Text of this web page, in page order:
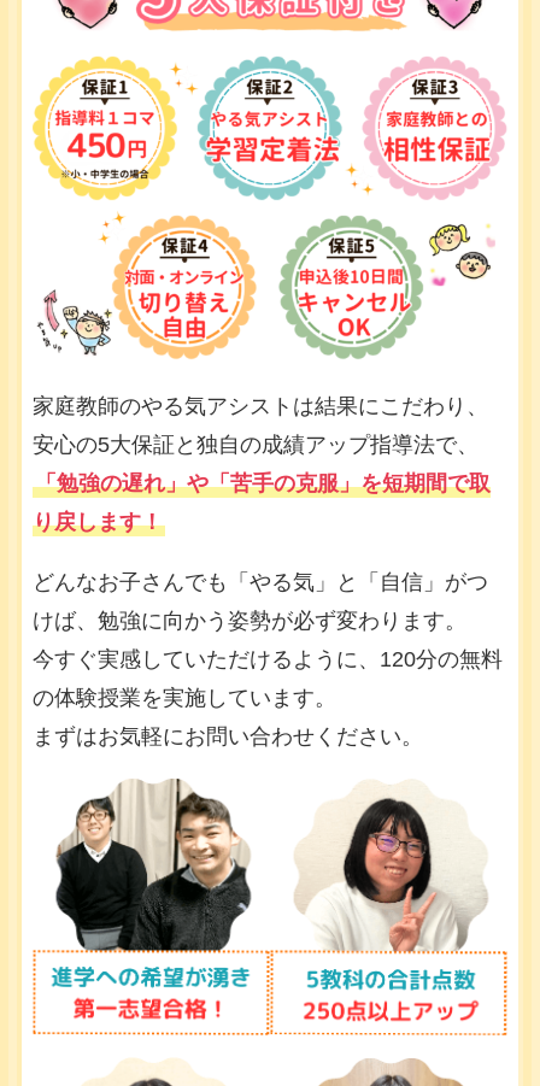
家庭教師のやる気アシストは結果にこだわり、
安心の5大保証と独自の成績アップ指導法で、
「勉強の遅れ」や「苦手の克服」を短期間で取
り戻します！
どんなお子さんでも「やる気」と「自信」がつ
けば、勉強に向かう姿勢が必ず変わります。
今すぐ実感していただけるように、120分の無料
の体験授業を実施しています。
まずはお気軽にお問い合わせください。